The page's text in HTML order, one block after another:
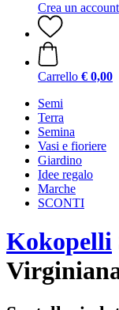
Crea un account
Carrello € 0,00
Semi
Terra
Semina
Vasi e fioriere
Giardino
Idee regalo
Marche
SCONTI
Kokopelli